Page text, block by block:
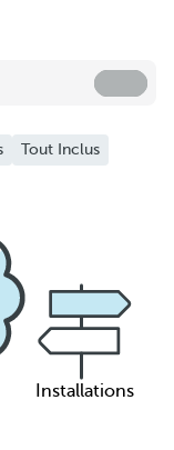
Tout Inclus
Installations